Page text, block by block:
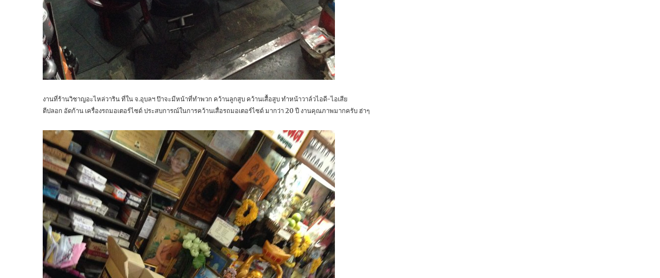
งานที่ร้านวิชาญอะไหล่วาริน ที่ใน จ.อุบลฯ ป๊าจะมีหน้าที่ทำพวก คว้านลูกสูบ คว้านเสื้อสูบ ทำหน้าวาล์วไอดี-ไอเสีย
ตีปลอก อัดก้าน เครื่องรถมอเตอร์ไซด์ ประสบการณ์ในการคว้านเสื่อรถมอเตอร์ไซด์ มากว่า 20 ปี งานคุณภาพมากครับ ฮ่าๆ